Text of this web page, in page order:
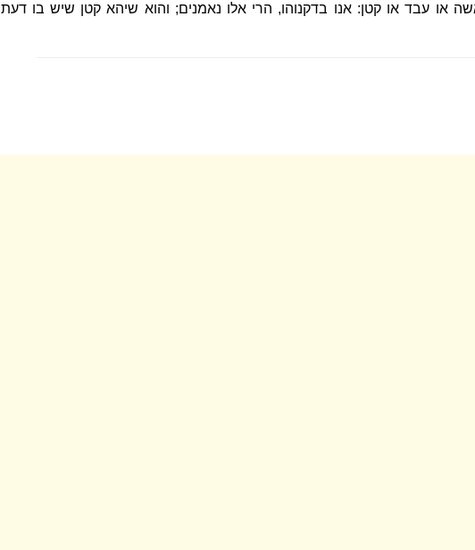
או עבד או קטן: אנו בדקנוהו, הרי אלו נאמנים; והוא שיהא קטן שיש בו דעת